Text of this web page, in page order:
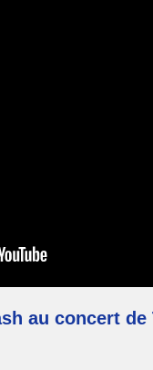
au concert